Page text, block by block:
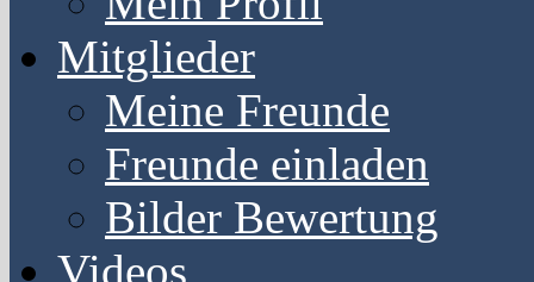
Mitglieder
Meine Freunde
Freunde einladen
Bilder Bewertung
Videos